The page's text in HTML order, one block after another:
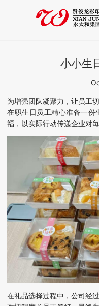
小小生
为增强团队凝聚力，让员工
在职生日员工精心准备一份
福，以实际行动传递企业对
在礼品选择过程中，公司经